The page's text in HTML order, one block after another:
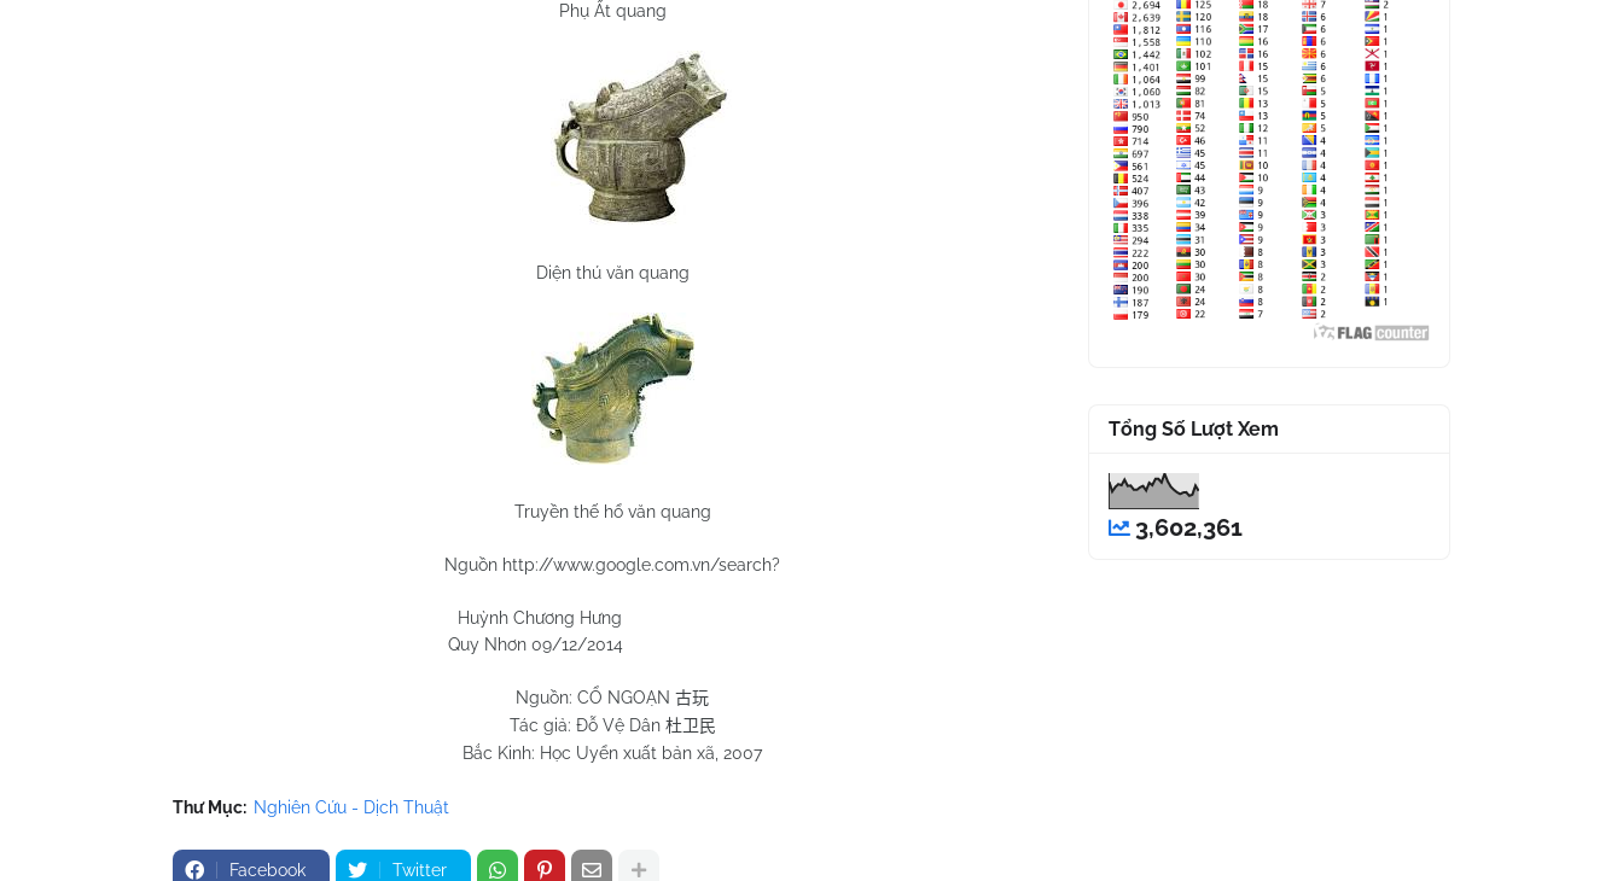
Phụ Ất quang
Diện thú văn quang
Truyền thế hổ văn quang
Nguồn http://www.google.com.vn/search?
Huỳnh Chương Hưng
Quy Nhơn 09/12/2014
Nguồn: CỔ NGOẠN 古玩
Tác giả: Đỗ Vệ Dân 杜卫民
Bắc Kinh: Học Uyển xuất bản xã, 2007
Thư Mục: Nghiên Cứu - Dịch Thuật
Facebook Twitter
Tổng Số Lượt Xem
3,602,361